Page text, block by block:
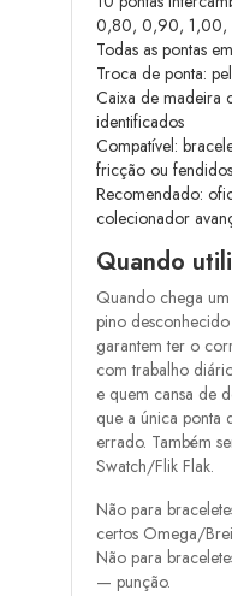
0,80, 0,90, 1,00,
Todas as pontas
Troca de ponta:
Caixa de madeira
identificados
Compatível:
fricção ou
Recomendado:
colecionador
Quando
Quando chega
pino
garantem ter o
com trabalho
e quem cansa de
que a única ponta
errado. Também
Swatch/Flik Flak.
Não para
certos Omega/
Não para
— punção.